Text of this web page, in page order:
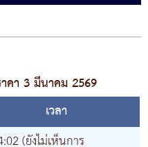
คา 3 มีนาคม 2569
เวลา
(ยังไม่เห็นการ